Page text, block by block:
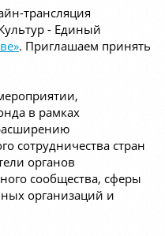
трансляция
- Единый
. Приглашаем принять
в рамках
сотрудничества стран
органов
сообщества, сферы
организаций и